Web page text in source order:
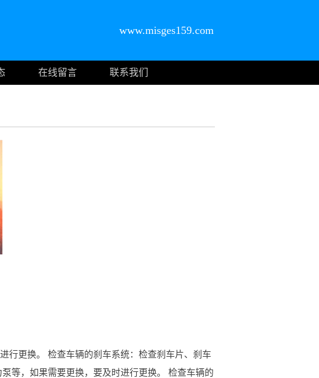
www.misges159.com
在线留言
联系我们
行更换。 检查车辆的刹车系统：检查刹车片、刹车
等，如果需要更换，要及时进行更换。 检查车辆的